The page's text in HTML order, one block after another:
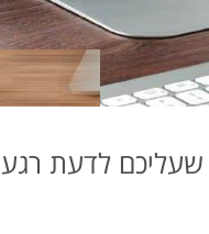
לדעת רגע